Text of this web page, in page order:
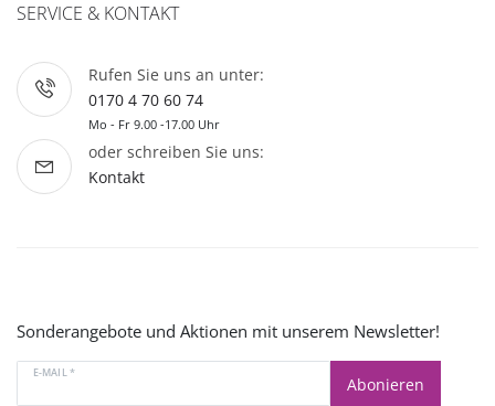
SERVICE & KONTAKT
Rufen Sie uns an unter:
0170 4 70 60 74
Mo - Fr 9.00 -17.00 Uhr
oder schreiben Sie uns:
Kontakt
Sonderangebote und Aktionen mit unserem Newsletter!
E-MAIL *
Abonieren